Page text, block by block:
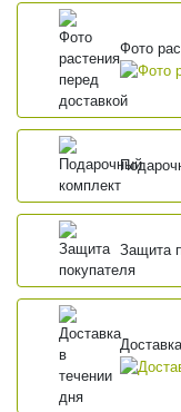
Фото
Защита